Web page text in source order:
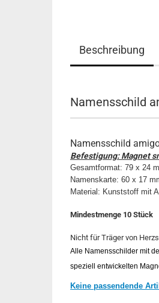
Beschreibung
Namensschild
Namensschild
Befestigung: Magnet
Gesamtformat: 79 x 24
Namenskarte: 60 x 17
Material: Kunststoff mit
Mindestmenge 10 Stück
Nicht für Träger von
Alle Namensschilder mit
speziell entwickelten
Keine passendende